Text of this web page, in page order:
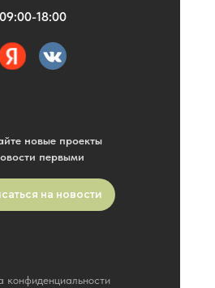
конфиденциальности
новые проекты
первыми
09:00-18:00
на новости